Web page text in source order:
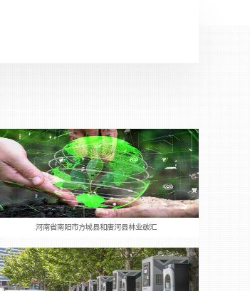
河南省南阳市方城县和唐河县林业碳汇